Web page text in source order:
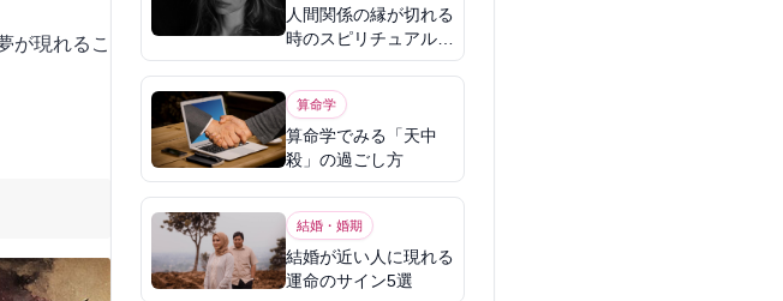
が現れるこ
人間関係の縁が切れる
時のスピリチュアル意
味
算命学
算命学でみる「天中
殺」の過ごし方
結婚・婚期
結婚が近い人に現れる
運命のサイン5選